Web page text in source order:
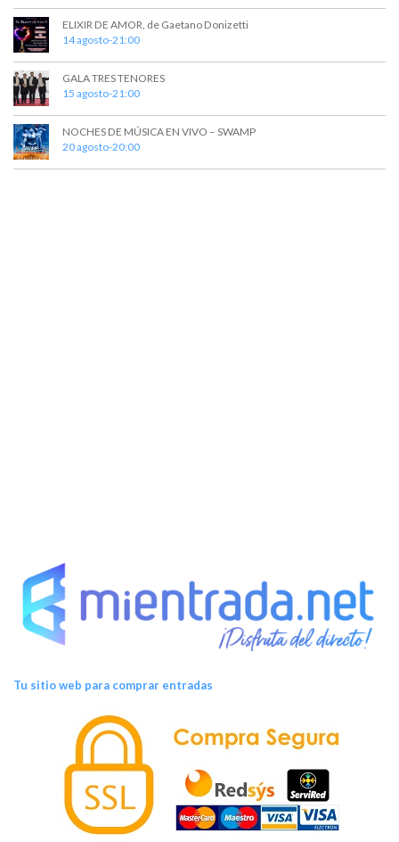
ELIXIR DE AMOR, de Gaetano Donizetti
14 agosto-21:00
GALA TRES TENORES
15 agosto-21:00
NOCHES DE MÚSICA EN VIVO – SWAMP
20 agosto-20:00
Tu sitio web para comprar entradas